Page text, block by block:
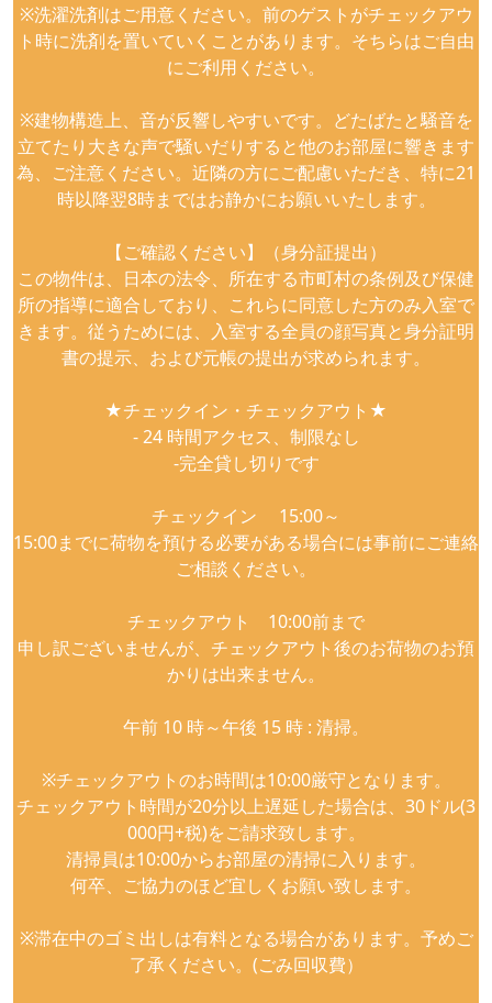
※洗濯洗剤はご用意ください。前のゲストがチェックアウ
ト時に洗剤を置いていくことがあります。そちらはご自由
にご利用ください。
※建物構造上、音が反響しやすいです。どたばたと騒音を
立てたり大きな声で騒いだりすると他のお部屋に響きます
為、ご注意ください。近隣の方にご配慮いただき、特に21
時以降翌8時まではお静かにお願いいたします。
【ご確認ください】（身分証提出）
この物件は、日本の法令、所在する市町村の条例及び保健
所の指導に適合しており、これらに同意した方のみ入室で
きます。従うためには、入室する全員の顔写真と身分証明
書の提示、および元帳の提出が求められます。
★チェックイン・チェックアウト★
- 24 時間アクセス、制限なし
-完全貸し切りです
チェックイン 15:00～
15:00までに荷物を預ける必要がある場合には事前にご連絡
ご相談ください。
チェックアウト 10:00前まで
申し訳ございませんが、チェックアウト後のお荷物のお預
かりは出来ません。
午前 10 時～午後 15 時 : 清掃。
※チェックアウトのお時間は10:00厳守となります。
チェックアウト時間が20分以上遅延した場合は、30ドル(3
000円+税)をご請求致します。
清掃員は10:00からお部屋の清掃に入ります。
何卒、ご協力のほど宜しくお願い致します。
※滞在中のゴミ出しは有料となる場合があります。予めご
了承ください。(ごみ回収費）